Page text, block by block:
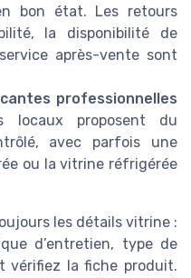
bon état. Les retours
la disponibilité de
après-vente sont
professionnelles
locaux proposent du
avec parfois une
ou la vitrine réfrigérée
les détails vitrine :
d’entretien, type de
vérifiez la fiche produit.